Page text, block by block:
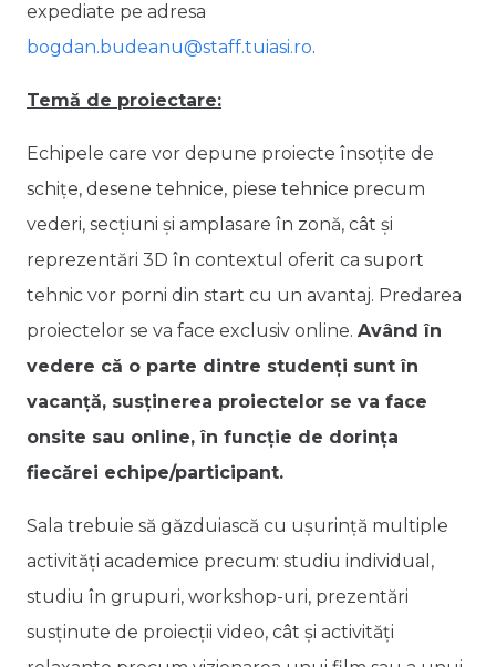
expediate pe adresa
bogdan.budeanu@staff.tuiasi.ro.
Temă de proiectare:
Echipele care vor depune proiecte însoțite de
schițe, desene tehnice, piese tehnice precum
vederi, secțiuni și amplasare în zonă, cât și
reprezentări 3D în contextul oferit ca suport
tehnic vor porni din start cu un avantaj. Predarea
proiectelor se va face exclusiv online. Având în
vedere că o parte dintre studenți sunt în
vacanță, susținerea proiectelor se va face
onsite sau online, în funcție de dorința
fiecărei echipe/participant.
Sala trebuie să găzduiască cu ușurință multiple
activități academice precum: studiu individual,
studiu în grupuri, workshop-uri, prezentări
susținute de proiecții video, cât și activităţi